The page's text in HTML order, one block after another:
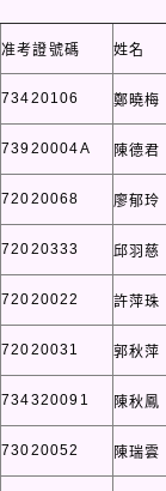
准考證號碼 姓名
73420106 鄭曉梅
73920004A 陳德君
72020068 廖郁玲
72020333 邱羽慈
72020022 許萍珠
72020031 郭秋萍
734320091 陳秋鳳
73020052 陳瑞雲